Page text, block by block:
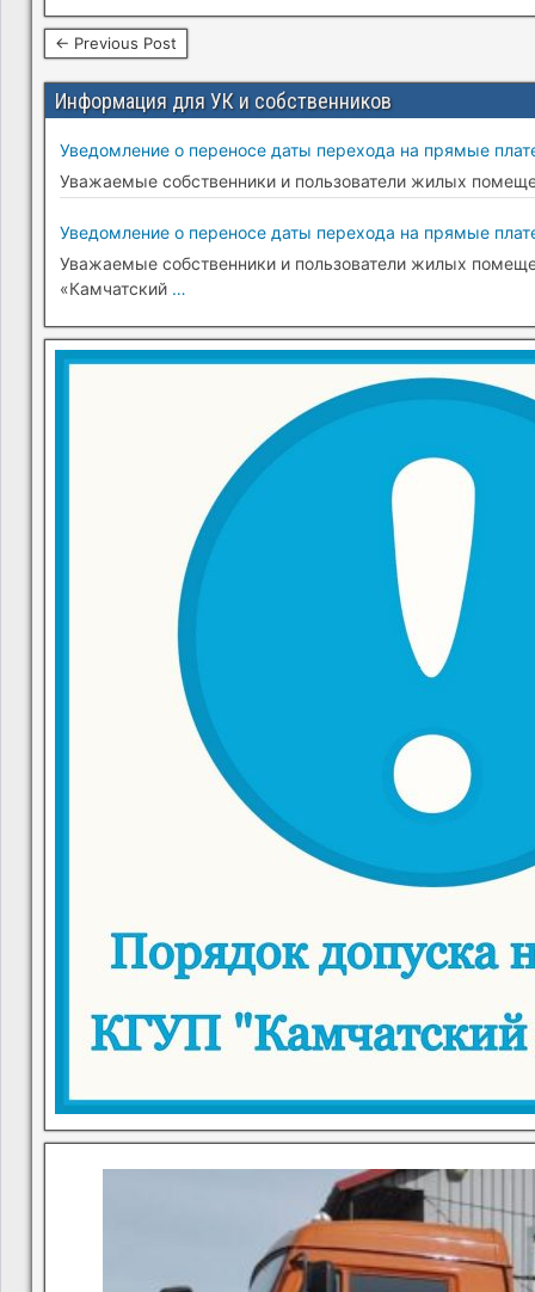
← Previous Post
Информация для УК и собственников
Уведомление о переносе даты перехода на прямые
Уважаемые собственники и пользователи жилых
Уведомление о переносе даты перехода на прямые
Уважаемые собственники и пользователи жилых
«Камчатский …